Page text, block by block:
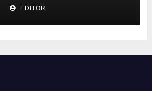
Spark con Chef
EDITOR